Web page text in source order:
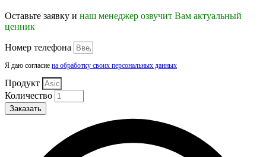
Оставьте заявку и наш менеджер озвучит Вам актуальный
ценник
Номер телефона
Я даю согласие на обработку своих персональных данных
Продукт
Количество
Заказать